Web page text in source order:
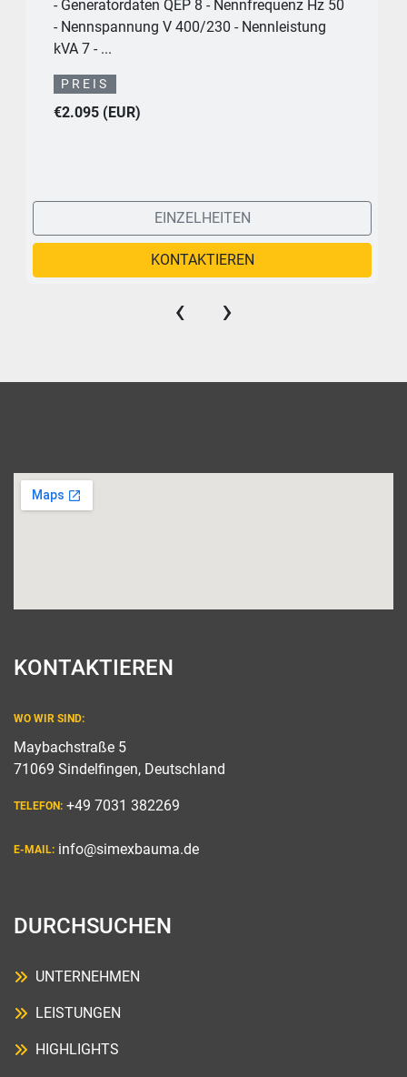
- Generatordaten QEP 8 - Nennfrequenz Hz 50
- Nennspannung V 400/230 - Nennleistung
kVA 7 - ...
PREIS
€2.095 (EUR)
EINZELHEITEN
KONTAKTIEREN
‹ ›
KONTAKTIEREN
WO WIR SIND:
Maybachstraße 5
71069 Sindelfingen, Deutschland
TELEFON: +49 7031 382269
E-MAIL: info@simexbauma.de
DURCHSUCHEN
UNTERNEHMEN
LEISTUNGEN
HIGHLIGHTS